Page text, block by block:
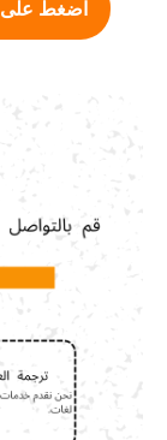
اضغط على